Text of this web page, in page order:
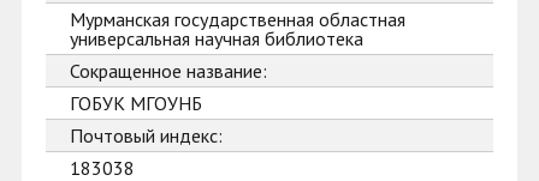
Мурманская государственная областная
универсальная научная библиотека
Сокращенное название:
ГОБУК МГОУНБ
Почтовый индекс:
183038